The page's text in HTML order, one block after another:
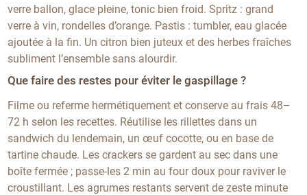
verre ballon, glace pleine, tonic bien froid. Spritz : grand
verre à vin, rondelles d’orange. Pastis : tumbler, eau glacée
ajoutée à la fin. Un citron bien juteux et des herbes fraîches
subliment l’ensemble sans alourdir.
Que faire des restes pour éviter le gaspillage ?
Filme ou referme hermétiquement et conserve au frais 48–
72 h selon les recettes. Réutilise les rillettes dans un
sandwich du lendemain, un œuf cocotte, ou en base de
tartine chaude. Les crackers se gardent au sec dans une
boîte fermée ; passe-les 2 min au four doux pour raviver le
croustillant. Les agrumes restants servent de zeste minute